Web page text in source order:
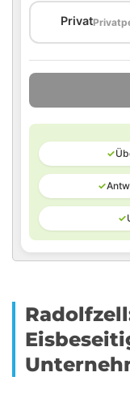
Privat
✓
✓
✓